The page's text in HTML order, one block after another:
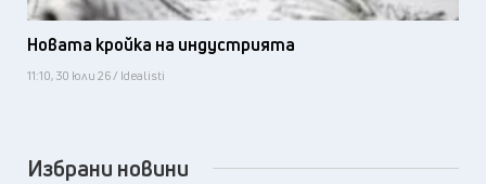
Новата кройка на индустрията
11:10, 30 юли 26 / Idealisti
Избрани новини